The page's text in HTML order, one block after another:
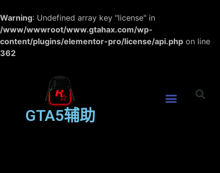
Warning: Undefined array key "license" in
/www/wwwroot/www.gtahax.com/wp-
content/plugins/elementor-pro/license/api.php on line
362
GTA5辅助